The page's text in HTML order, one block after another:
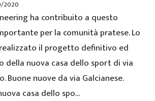
2020
ha contribuito a questo
per la comunità pratese. Lo
il progetto definitivo ed
della nuova casa dello sport di via
Buone nuove da via Galcianese.
casa dello spo...